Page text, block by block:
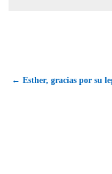
← Esther, gracias por su